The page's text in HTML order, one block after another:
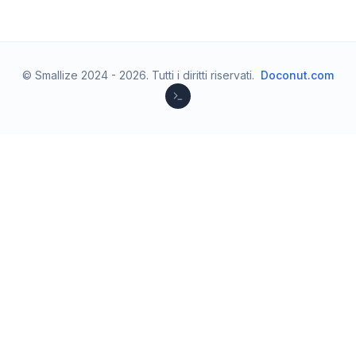
© Smallize 2024 - 2026. Tutti i diritti riservati. Doconut.com